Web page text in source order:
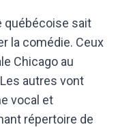
québécoise sait
la comédie. Ceux
Chicago au
autres vont
vocal et
répertoire de